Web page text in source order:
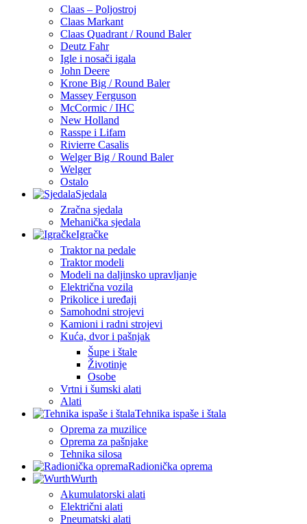
Claas – Poljostroj
Claas Markant
Claas Quadrant / Round Baler
Deutz Fahr
Igle i nosači igala
John Deere
Krone Big / Round Baler
Massey Ferguson
McCormic / IHC
New Holland
Rasspe i Lifam
Rivierre Casalis
Welger Big / Round Baler
Welger
Ostalo
Sjedala
Zračna sjedala
Mehanička sjedala
Igračke
Traktor na pedale
Traktor modeli
Modeli na daljinsko upravljanje
Električna vozila
Prikolice i uređaji
Samohodni strojevi
Kamioni i radni strojevi
Kuća, dvor i pašnjak
Šupe i štale
Životinje
Osobe
Vrtni i šumski alati
Alati
Tehnika ispaše i štala
Oprema za muzilice
Oprema za pašnjake
Tehnika silosa
Radionička oprema
Wurth
Akumulatorski alati
Električni alati
Pneumatski alati